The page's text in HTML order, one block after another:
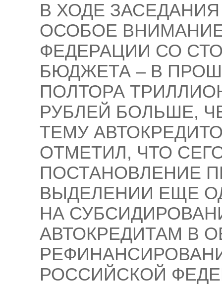
В ХОДЕ
ОСОБОЕ
ФЕДЕРАЦИИ СО
БЮДЖЕТА – В
ПОЛТОРА
РУБЛЕЙ БОЛЬШЕ,
ТЕМУ
ОТМЕТИЛ, ЧТО
ПОСТАНОВЛЕНИЕ
ВЫДЕЛЕНИИ ЕЩЕ
НА
АВТОКРЕДИТАМ В
РОССИЙСКОЙ